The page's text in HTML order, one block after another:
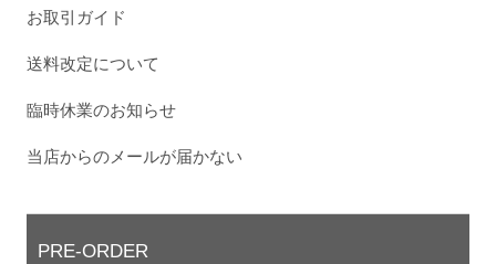
お取引ガイド
送料改定について
臨時休業のお知らせ
当店からのメールが届かない
PRE-ORDER